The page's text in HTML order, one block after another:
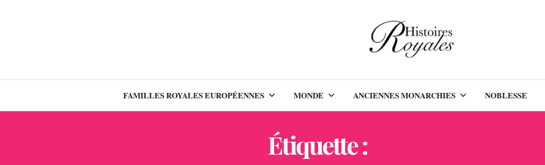
FAMILLES ROYALES EUROPÉENNES MONDE ANCIENNES MONARCHIES NOBLESSE
Étiquette :